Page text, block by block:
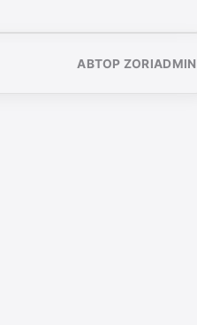
АВТОР ZORIADMIN